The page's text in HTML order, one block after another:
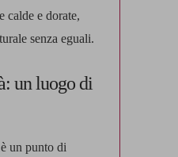
calde e dorate,
senza eguali.
un luogo di
un punto di